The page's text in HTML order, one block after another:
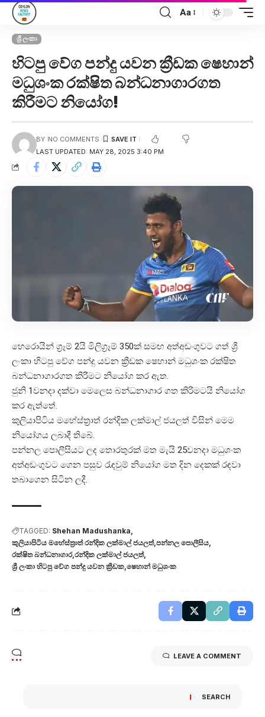
Aa
ශ්‍රී ලංකා
හිටපු වේග පන්දු යවන ක්‍රීඩක ෂෙහාන්
මධුශංක රක්ෂිත බන්ධනාගාරගත
කිරීමට නියෝග!
LAST UPDATED: MAY 28, 2025 3:40 PM
BY NO COMMENTS
හෙරොයින් ග්‍රෑම් 2යි මිලිග්‍රෑම් 350ක් සමඟ අත්අඩංගුවට ගත් ශ්‍රී
ලංකා හිටපු වේග පන්දු යවන ක්‍රීඩක ෂෙහාන් මධුශංක රක්ෂිත
බන්ධනාගාරගත කිරීමට නියෝග කර ඇත.
ජුනි 1වනදා දක්වා මෙලෙස බන්ධනාගාර ගත කිරිමටයි නියෝග
කර ඇත්තේ.
කුලියාපිටිය මහේස්ත්‍රාත් රන්දික ලක්මාල් ජයලත් විසින් මෙම
නියෝගය ලබාදී තිබේ.
පන්නල පොලීසියට ලද තොරතුරක් මත මැයි 25වනදා මධුශංක
අත්අඩංගුවට ගෙන පසුව රැඳවුම් නියෝග මත දින දෙකක් රඳවා
තබාගෙන සිටින ලදී.
TAGGED: Shehan Madushanka
කුලියාපිටිය මහේස්ත්‍රාත් රන්දික ලක්මාල් ජයලත් පන්නල පොලීසිය
රක්ෂිත බන්ධනාගාර රන්දික ලක්මාල් ජයලත්
ශ්‍රී ලංකා හිටපු වේග පන්දු යවන ක්‍රීඩක ෂෙහාන් මධුශංක
LEAVE A COMMENT
SEARCH